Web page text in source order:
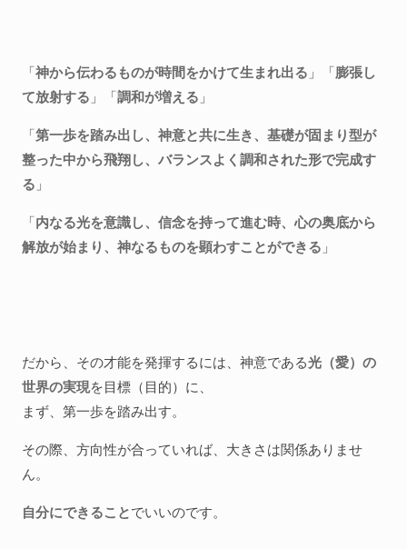
「神から伝わるものが時間をかけて生まれ出る 」「膨張し
て放射する 」「調和が増える 」
「第一歩を踏み出し、神意と共に生き、基礎が固まり型が
整った中から飛翔し、バランスよく調和された形で完成す
る 」
「内なる光を意識し、信念を持って進む時、心の奥底から
解放が始まり、神なるものを顕わすことができる 」
だから、その才能を発揮するには、神意である光（愛）の
世界の実現を目標（目的）に、
まず、第一歩を踏み出す。
その際、方向性が合っていれば、大きさは関係ありませ
ん。
自分にできることでいいのです。